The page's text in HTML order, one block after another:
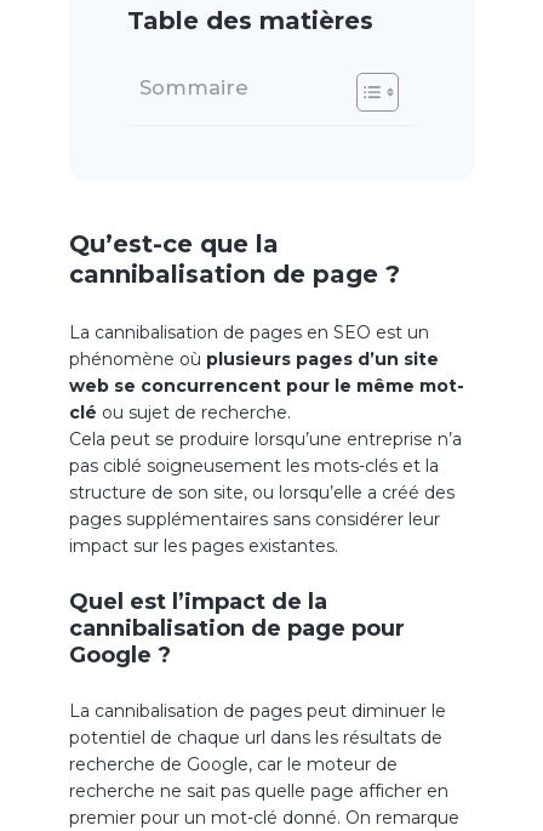
Table des matières
Sommaire
Qu’est-ce que la
cannibalisation de page ?
La cannibalisation de pages en SEO est un
phénomène où plusieurs pages d’un site
web se concurrencent pour le même mot-
clé ou sujet de recherche.
Cela peut se produire lorsqu’une entreprise n’a
pas ciblé soigneusement les mots-clés et la
structure de son site, ou lorsqu’elle a créé des
pages supplémentaires sans considérer leur
impact sur les pages existantes.
Quel est l’impact de la
cannibalisation de page pour
Google ?
La cannibalisation de pages peut diminuer le
potentiel de chaque url dans les résultats de
recherche de Google, car le moteur de
recherche ne sait pas quelle page afficher en
premier pour un mot-clé donné. On remarque